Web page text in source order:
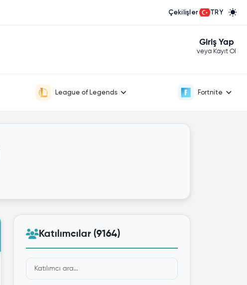
Çekilişler TRY
Giriş Yap
veya Kayıt Ol
League of Legends Fortnite
Katılımcılar (9164)